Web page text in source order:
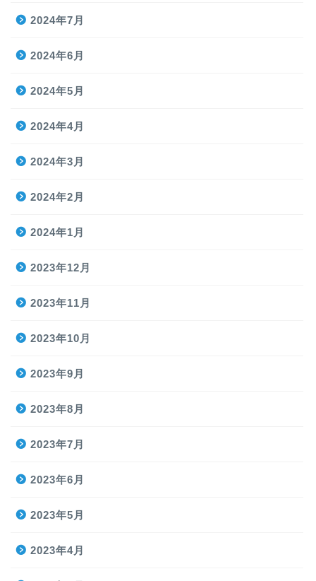
2024年7月
2024年6月
2024年5月
2024年4月
2024年3月
2024年2月
2024年1月
2023年12月
2023年11月
2023年10月
2023年9月
2023年8月
2023年7月
2023年6月
2023年5月
2023年4月